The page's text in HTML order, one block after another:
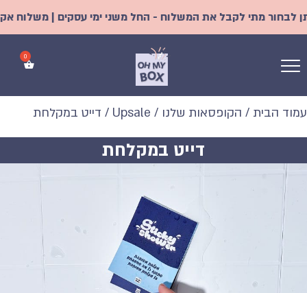
מתי לקבל את המשלוח - החל משני ימי עסקים | משלוח
עמוד הבית / הקופסאות שלנו /
Upsale / דייט במקלחת
דייט במקלחת